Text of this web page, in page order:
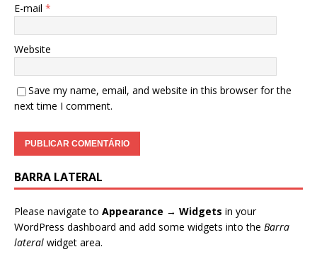
E-mail *
Website
Save my name, email, and website in this browser for the
next time I comment.
BARRA LATERAL
Please navigate to Appearance → Widgets in your
WordPress dashboard and add some widgets into the Barra
lateral widget area.